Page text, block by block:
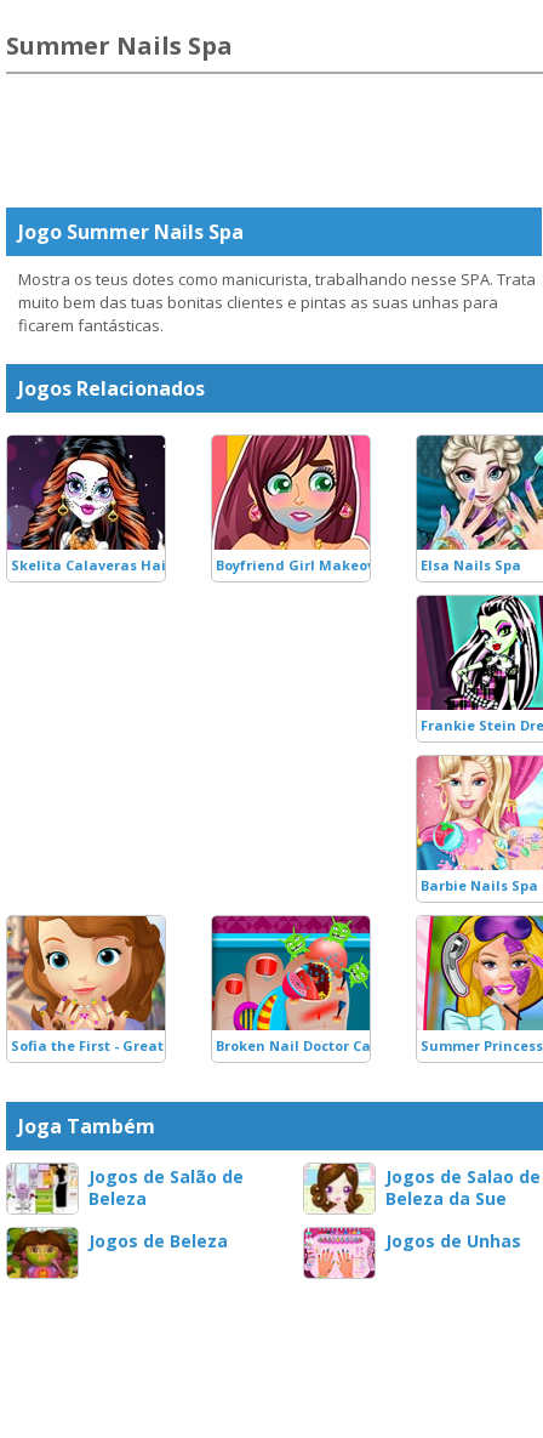
Summer Nails Spa
Jogo Summer Nails Spa
Mostra os teus dotes como manicurista, trabalhando nesse SPA. Trata
muito bem das tuas bonitas clientes e pintas as suas unhas para
ficarem fantásticas.
Jogos Relacionados
Skelita Calaveras Hair Spa and FacialBoyfriend Girl Makeover Elsa Nails Spa
Frankie Stein
Barbie Nails Spa
Sofia the First - Great ManicureBroken Nail Doctor Care Summer
Joga Também
Jogos de Salão de
Beleza
Jogos de Salao de
Beleza da Sue
Jogos de Beleza
Jogos de Unhas